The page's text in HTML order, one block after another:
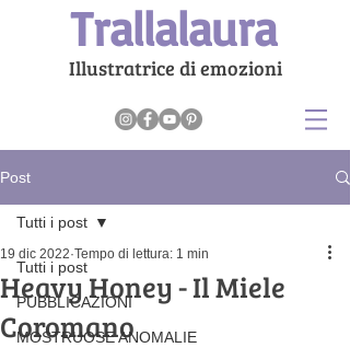
Trallalaura
Illustratrice di emozioni
Post
Tutti i post
PUBBLICAZIONI
MOSTRUOSE ANOMALIE
Tutti i post
Heavy Honey - Il Miele
Coromano
19 dic 2022 Tempo di lettura: 1 min